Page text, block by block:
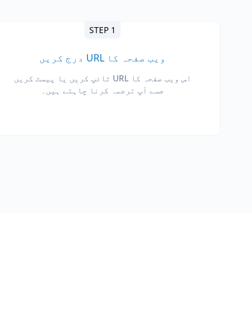
STEP 1
ویب صفحہ کا URL درج کریں
اس ویب صفحہ کا URL ٹائپ کریں یا پیسٹ کریں
جسے آپ ترجمہ کرنا چاہتے ہیں۔